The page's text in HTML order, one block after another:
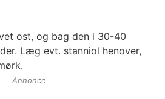
ost, og bag den i 30-40
Læg evt. stanniol henover,
Annonce